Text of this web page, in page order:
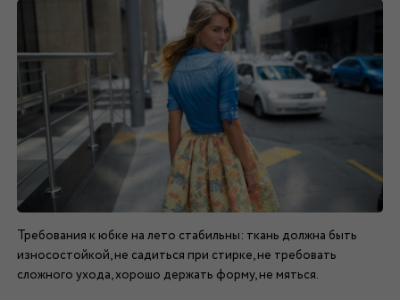
Требования к юбке на лето стабильны: ткань должна быть
износостойкой, не садиться при стирке, не требовать
сложного ухода, хорошо держать форму, не мяться.